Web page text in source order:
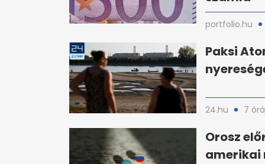
portfolio.hu
Paksi
24.hu 7
Orosz
amerikai